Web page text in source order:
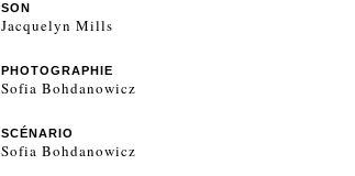
SON
Jacquelyn Mills
PHOTOGRAPHIE
Sofia Bohdanowicz
SCÉNARIO
Sofia Bohdanowicz